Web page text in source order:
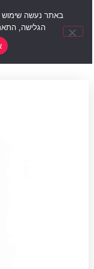
הגלישה,